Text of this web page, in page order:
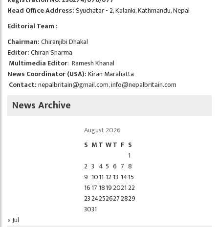
Head Office Address:Syuchatar - 2, Kalanki, Kathmandu, Nepal
Editorial Team :
Chairman:Chiranjibi Dhakal
Editor:Chiran Sharma
Multimedia Editor: Ramesh Khanal
News Coordinator (USA):Kiran Marahatta
Contact:nepalbritain@gmail.com,info@nepalbritain.com
News Archive
August 2026
S M T WT F S
1
2 3 4 5 6 7 8
9 1011 12 13 1415
1617 1819202122
23242526272829
3031
« Jul